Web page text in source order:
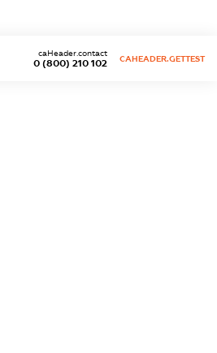
0 (800) 210 102
caHeader.contact
CAHEADER.GETTEST